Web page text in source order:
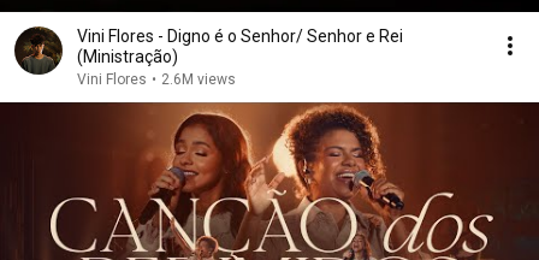
Vini Flores - Digno é o Senhor/ Senhor e Rei
(Ministração)
Vini Flores • 2.6M views